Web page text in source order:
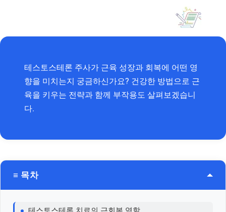
테스토스테론 주사가 근육 성장과 회복에 어떤 영
향을 미치는지 궁금하신가요? 건강한 방법으로 근
육을 키우는 전략과 함께 부작용도 살펴보겠습니
다.
≡ 목차